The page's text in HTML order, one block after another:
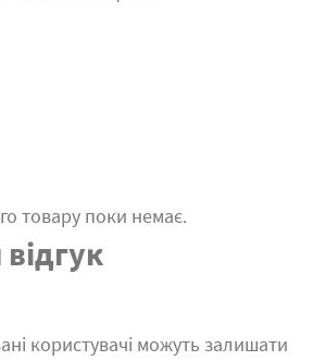
товару поки немає.
користувачі можуть залишати